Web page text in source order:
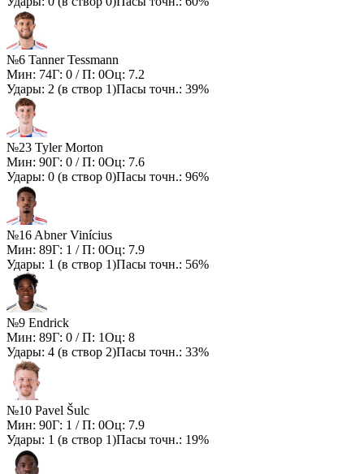
№6 Tanner Tessmann
Мин: 74Г: 0 / П: 0Оц: 7.2
Удары: 2 (в створ 1)Пасы точн.: 39%
№23 Tyler Morton
Мин: 90Г: 0 / П: 0Оц: 7.6
Удары: 0 (в створ 0)Пасы точн.: 96%
№16 Abner Vinícius
Мин: 89Г: 1 / П: 0Оц: 7.9
Удары: 1 (в створ 1)Пасы точн.: 56%
№9 Endrick
Мин: 89Г: 0 / П: 1Оц: 8
Удары: 4 (в створ 2)Пасы точн.: 33%
№10 Pavel Šulc
Мин: 90Г: 1 / П: 0Оц: 7.9
Удары: 1 (в створ 1)Пасы точн.: 19%